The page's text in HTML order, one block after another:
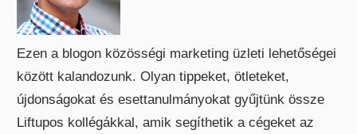
Ezen a blogon közösségi marketing üzleti lehetőségei
között kalandozunk. Olyan tippeket, ötleteket,
újdonságokat és esettanulmányokat gyűjtünk össze
Liftupos kollégákkal, amik segíthetik a cégeket az